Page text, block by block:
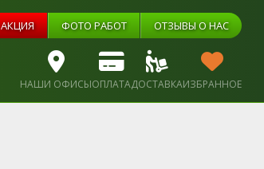
АКЦИЯ ФОТО РАБОТ ОТЗЫВЫ О НАС
НАШИ ОФИСЫОПЛАТАДОСТАВКАИЗБРАННОЕ